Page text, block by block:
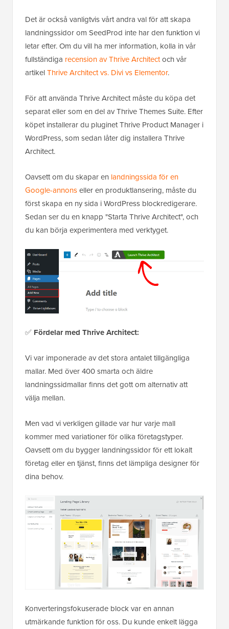
Det är också vanligtvis vårt andra val för att skapa
landningssidor om SeedProd inte har den funktion vi
letar efter. Om du vill ha mer information, kolla in vår
fullständiga recension av Thrive Architectoch vår
artikelThrive Architect vs. Divi vs Elementor.
För att använda Thrive Architect måste du köpa det
separat eller som en del av Thrive Themes Suite. Efter
köpet installerar du pluginet Thrive Product Manager i
WordPress, som sedan låter dig installera Thrive
Architect.
Oavsett om du skapar en landningssida för en
Google-annonseller en produktlansering, måste du
först skapa en ny sida i WordPress blockredigerare.
Sedan ser du en knapp "Starta Thrive Architect", och
du kan börja experimentera med verktyget.
✅ Fördelar med Thrive Architect:
Vi var imponerade av det stora antalet tillgängliga
mallar. Med över 400 smarta och äldre
landningssidmallar finns det gott om alternativ att
välja mellan.
Men vad vi verkligen gillade var hur varje mall
kommer med variationer för olika företagstyper.
Oavsett om du bygger landningssidor för ett lokalt
företag eller en tjänst, finns det lämpliga designer för
dina behov.
Konverteringsfokuserade block var en annan
utmärkande funktion för oss. Du kunde enkelt lägga